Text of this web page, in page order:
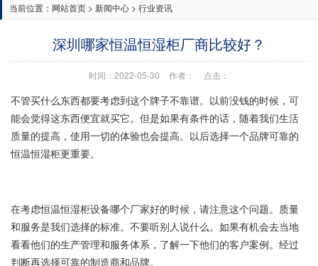
当前位置： 网站首页 > 新闻中心 > 行业资讯
深圳哪家恒温恒湿柜厂商比较好？
时间：2022-05-30 作者： 点击：
不管买什么东西都要考虑到这个牌子不靠谱。以前没钱的时候，可
能会觉得这东西便宜就买它。但是如果有条件的话，随着我们生活
质量的提高，使用一切的体验也会提高。以后选择一个品牌可靠的
恒温恒湿柜更重要。
在考虑恒温恒湿柜设备哪个厂家好的时候，请注意这个问题。质量
和服务是我们选择的标准。不要听别人说什么。如果有机会去当地
看看他们的生产管理和服务体系，了解一下他们的客户案例。经过
判断再选择可靠的制造商和品牌。